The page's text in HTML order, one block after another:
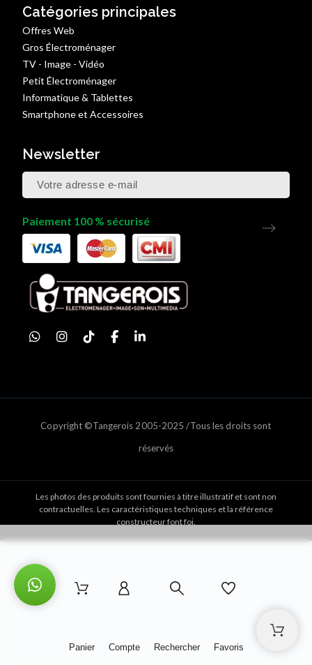
Catégories principales
Offres Web
Gros Électroménager
TV - Image - Vidéo
Petit Électroménager
Informatique & Tablettes
Smartphone et Accessoires
Newsletter
Paiement 100 % sécurisé
Copyright ©Tangerois 2005-2025 /Tous les droits sont
réservés
Les photos des produits sont fournies à titre illustratif et sont non
contractuelles. Les caractéristiques techniques et la référence
constructeur font foi.
Panier Compte Rechercher Favoris